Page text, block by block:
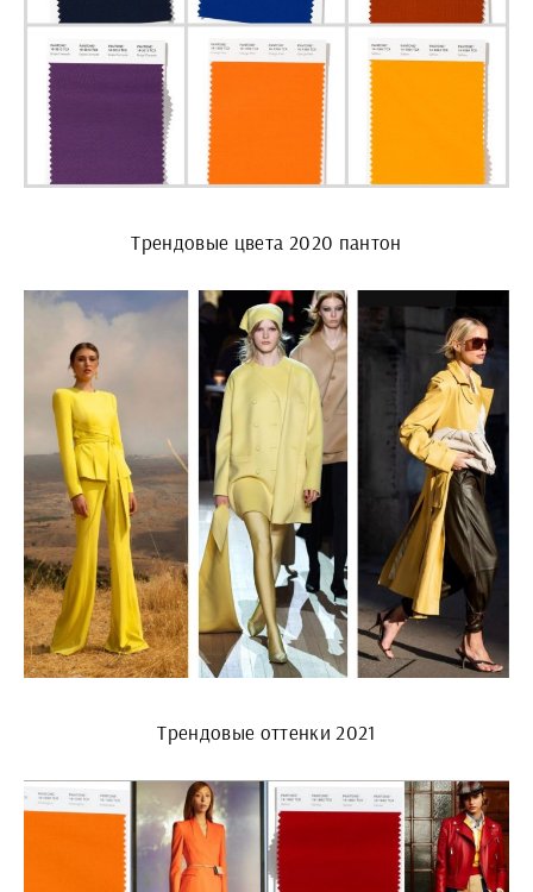
Трендовые цвета 2020 пантон
Трендовые оттенки 2021